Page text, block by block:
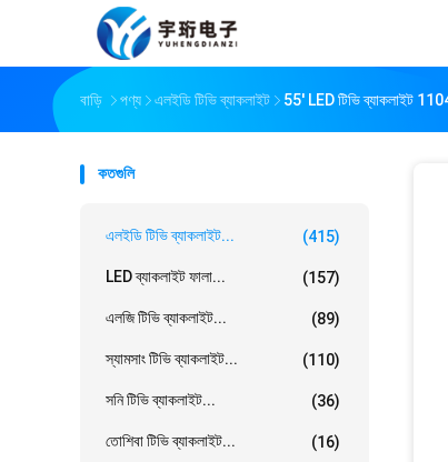
বাড়ি পণ্য এলইডি টিভি ব্যাকলাইট 55' LED টিভি ব্যাকলাইট
কতগুলি
এলইডি টিভি ব্যাকলাইট... (415)
LED ব্যাকলাইট ফালা... (157)
এলজি টিভি ব্যাকলাইট... (89)
স্যামসাং টিভি ব্যাকলাইট... (110)
সনি টিভি ব্যাকলাইট... (36)
তোশিবা টিভি ব্যাকলাইট... (16)